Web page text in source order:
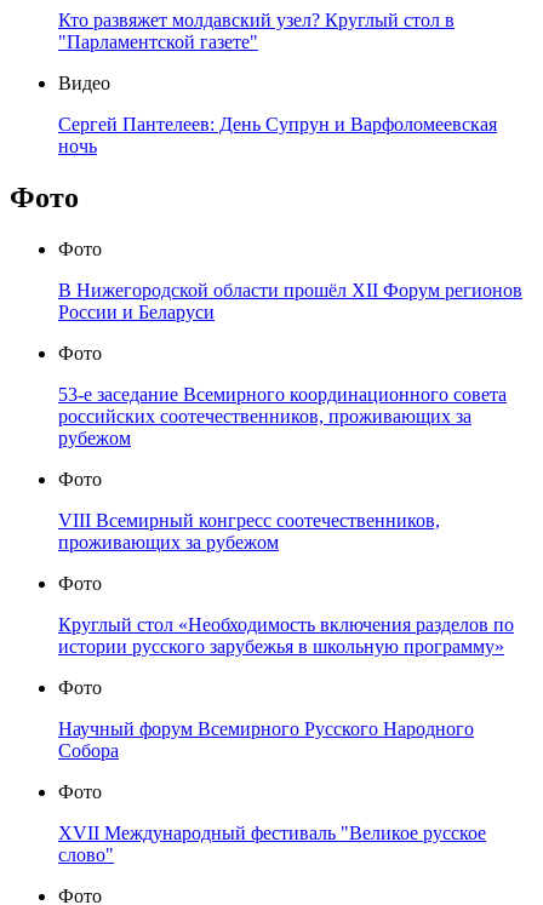
Кто развяжет молдавский узел? Круглый стол в
"Парламентской газете"
Видео
Сергей Пантелеев: День Супрун и Варфоломеевская
ночь
Фото
Фото
В Нижегородской области прошёл XII Форум регионов
России и Беларуси
Фото
53-е заседание Всемирного координационного совета
российских соотечественников, проживающих за
рубежом
Фото
VIII Всемирный конгресс соотечественников,
проживающих за рубежом
Фото
Круглый стол «Необходимость включения разделов по
истории русского зарубежья в школьную программу»
Фото
Научный форум Всемирного Русского Народного
Собора
Фото
XVII Международный фестиваль "Великое русское
слово"
Фото